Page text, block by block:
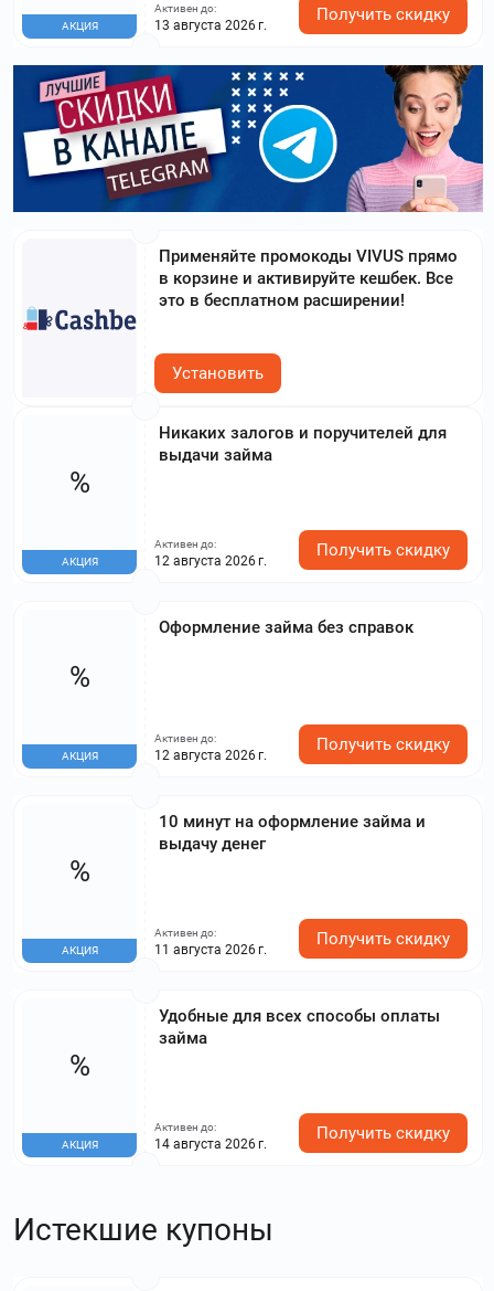
АКЦИЯ
Активен до:
13 августа 2026 г.
Получить скидку
Применяйте промокоды VIVUS прямо
в корзине и активируйте кешбек. Все
это в бесплатном расширении!
Установить
Никаких залогов и поручителей для
выдачи займа
%
АКЦИЯ
Активен до:
12 августа 2026 г.
Получить скидку
Оформление займа без справок
%
АКЦИЯ
Активен до:
12 августа 2026 г.
Получить скидку
10 минут на оформление займа и
выдачу денег
%
АКЦИЯ
Активен до:
11 августа 2026 г.
Получить скидку
Удобные для всех способы оплаты
займа
%
АКЦИЯ
Активен до:
14 августа 2026 г.
Получить скидку
Истекшие купоны